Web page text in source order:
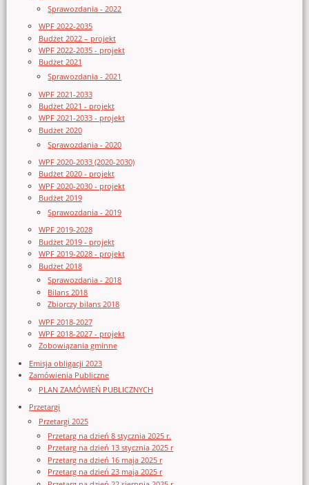
Sprawozdania - 2022
WPF 2022-2035
Budżet 2022 – projekt
WPF 2022-2035 - projekt
Budżet 2021
Sprawozdania - 2021
WPF 2021-2033
Budżet 2021 - projekt
WPF 2021-2033 - projekt
Budżet 2020
Sprawozdania - 2020
WPF 2020-2033 (2020-2030)
Budżet 2020 - projekt
WPF 2020-2030 - projekt
Budżet 2019
Sprawozdania - 2019
WPF 2019-2028
Budżet 2019 - projekt
WPF 2019-2028 - projekt
Budżet 2018
Sprawozdania - 2018
Bilans 2018
Zbiorczy bilans 2018
WPF 2018-2027
WPF 2018-2027 - projekt
Zobowiązania gminne
Emisja obligacji 2023
Zamówienia Publiczne
PLAN ZAMÓWIEŃ PUBLICZNYCH
Przetargi
Przetargi 2025
Przetarg na dzień 8 stycznia 2025 r.
Przetarg na dzień 13 stycznia 2025 r
Przetarg na dzień 16 maja 2025 r
Przetarg na dzień 23 maja 2025 r